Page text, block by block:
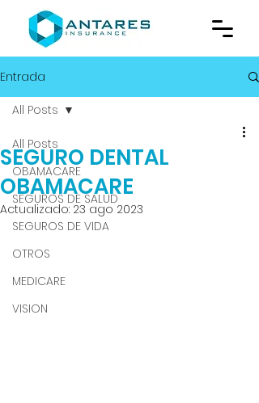
Entrada
All Posts
OBAMACARE
SEGUROS DE SALUD
SEGUROS DE VIDA
OTROS
MEDICARE
VISION
All Posts
SEGURO DENTAL
OBAMACARE
Actualizado: 23 ago 2023